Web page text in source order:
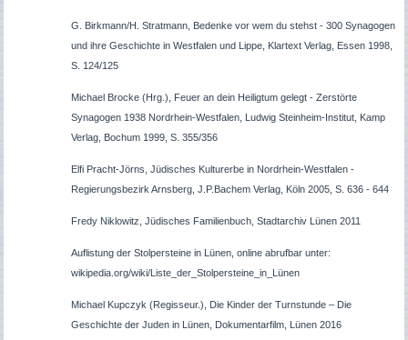
G. Birkmann/H. Stratmann, Bedenke vor wem du stehst - 300 Synagogen
und ihre Geschichte in Westfalen und Lippe, Klartext Verlag, Essen 1998,
S. 124/125
Michael Brocke (Hrg.), Feuer an dein Heiligtum gelegt - Zerstörte
Synagogen 1938 Nordrhein-Westfalen, Ludwig Steinheim-Institut, Kamp
Verlag, Bochum 1999, S. 355/356
Elfi Pracht-Jörns, Jüdisches Kulturerbe in Nordrhein-Westfalen -
Regierungsbezirk Arnsberg, J.P.Bachem Verlag, Köln 2005, S. 636 - 644
Fredy Niklowitz, Jüdisches Familienbuch, Stadtarchiv Lünen 2011
Auflistung der Stolpersteine in Lünen, online abrufbar unter:
wikipedia.org/wiki/Liste_der_Stolpersteine_in_Lünen
Michael Kupczyk (Regisseur.), Die Kinder der Turnstunde – Die
Geschichte der Juden in Lünen, Dokumentarfilm, Lünen 2016